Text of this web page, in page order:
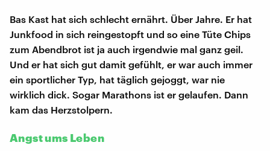
Bas Kast hat sich schlecht ernährt. Über Jahre. Er hat
Junkfood in sich reingestopft und so eine Tüte Chips
zum Abendbrot ist ja auch irgendwie mal ganz geil.
Und er hat sich gut damit gefühlt, er war auch immer
ein sportlicher Typ, hat täglich gejoggt, war nie
wirklich dick. Sogar Marathons ist er gelaufen. Dann
kam das Herzstolpern.
Angst ums Leben